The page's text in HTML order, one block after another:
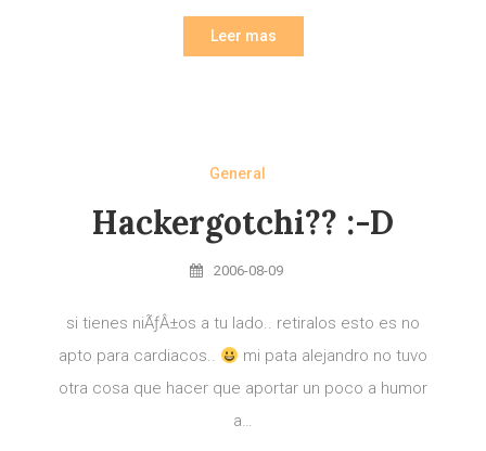
Leer mas
General
Hackergotchi?? :-D
2006-08-09
si tienes niÃƒÂ±os a tu lado.. retiralos esto es no
apto para cardiacos..
mi pata alejandro no tuvo
otra cosa que hacer que aportar un poco a humor
a…